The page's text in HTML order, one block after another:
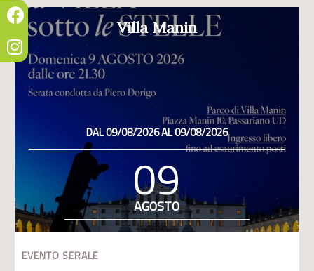
Villa Manin
DAL 09/08/2026 AL 09/08/2026
09
AGOSTO
EVENTO SERALE